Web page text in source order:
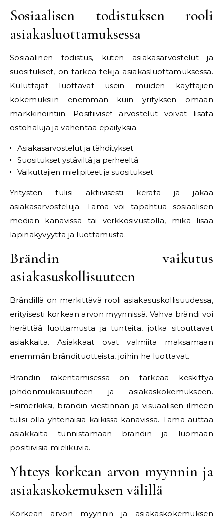
Sosiaalisen todistuksen rooli
asiakasluottamuksessa
Sosiaalinen todistus, kuten asiakasarvostelut ja
suositukset, on tärkeä tekijä asiakasluottamuksessa.
Kuluttajat luottavat usein muiden käyttäjien
kokemuksiin enemmän kuin yrityksen omaan
markkinointiin. Positiiviset arvostelut voivat lisätä
ostohaluja ja vähentää epäilyksiä.
Asiakasarvostelut ja tähditykset
Suositukset ystäviltä ja perheeltä
Vaikuttajien mielipiteet ja suositukset
Yritysten tulisi aktiivisesti kerätä ja jakaa
asiakasarvosteluja. Tämä voi tapahtua sosiaalisen
median kanavissa tai verkkosivustolla, mikä lisää
läpinäkyvyyttä ja luottamusta.
Brändin vaikutus
asiakasuskollisuuteen
Brändillä on merkittävä rooli asiakasuskollisuudessa,
erityisesti korkean arvon myynnissä. Vahva brändi voi
herättää luottamusta ja tunteita, jotka sitouttavat
asiakkaita. Asiakkaat ovat valmiita maksamaan
enemmän brändituotteista, joihin he luottavat.
Brändin rakentamisessa on tärkeää keskittyä
johdonmukaisuuteen ja asiakaskokemukseen.
Esimerkiksi, brändin viestinnän ja visuaalisen ilmeen
tulisi olla yhtenäisiä kaikissa kanavissa. Tämä auttaa
asiakkaita tunnistamaan brändin ja luomaan
positiivisia mielikuvia.
Yhteys korkean arvon myynnin ja
asiakaskokemuksen välillä
Korkean arvon myynnin ja asiakaskokemuksen